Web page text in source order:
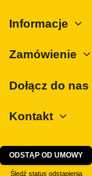
Informacje
Zamówienie
Dołącz do nas
Kontakt
ODSTĄP OD UMOWY
Śledź status odstąpienia